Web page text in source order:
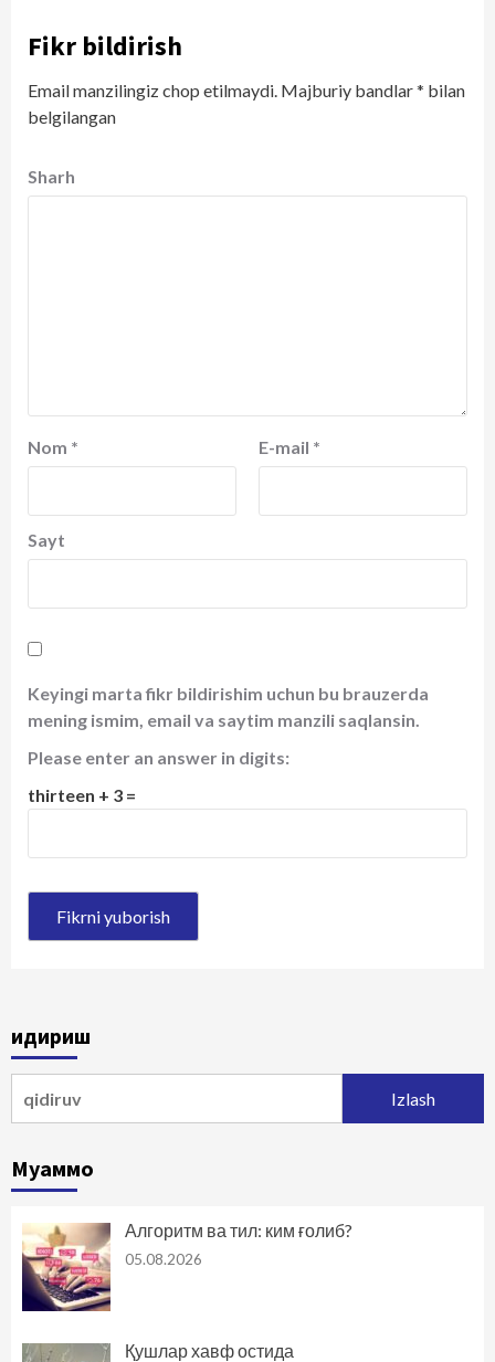
Fikr bildirish
Email manzilingiz chop etilmaydi. Majburiy bandlar* bilan
belgilangan
Sharh
Nom * E-mail *
Sayt
Keyingi marta fikr bildirishim uchun bu brauzerda
mening ismim, email va saytim manzili saqlansin.
Please enter an answer in digits:
thirteen + 3 =
Қидириш
Муаммо
Алгоритм ва тил: ким ғолиб?
05.08.2026
Қушлар хавф остида